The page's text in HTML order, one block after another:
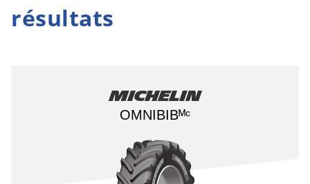
résultats
Michelin
OMNIBIBᴹᶜ